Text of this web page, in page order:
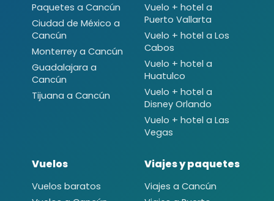
Paquetes a Cancún
Ciudad de México a
Cancún
Monterrey a Cancún
Guadalajara a
Cancún
Tijuana a Cancún
Vuelo + hotel a
Puerto Vallarta
Vuelo + hotel a Los
Cabos
Vuelo + hotel a
Huatulco
Vuelo + hotel a
Disney Orlando
Vuelo + hotel a Las
Vegas
Vuelos
Vuelos baratos
Viajes y paquetes
Viajes a Cancún